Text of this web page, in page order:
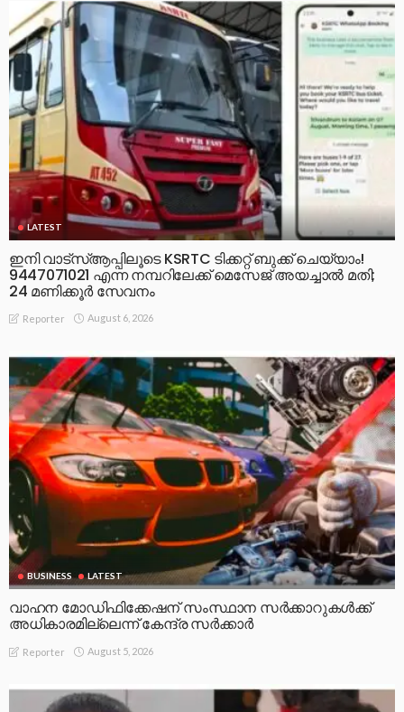
LATEST
ഇനി വാട്‌സ്ആപ്പിലൂടെ KSRTC ടിക്കറ്റ് ബുക്ക് ചെയ്യാം!
9447071021 എന്ന നമ്പറിലേക്ക് മെസേജ് അയച്ചാൽ മതി;
24 മണിക്കൂർ സേവനം
Reporter August 6, 2026
BUSINESS LATEST
വാഹന മോഡിഫിക്കേഷന് സംസ്ഥാന സർക്കാറുകൾക്ക്
അധികാരമില്ലെന്ന് കേന്ദ്ര സർക്കാർ
Reporter August 5, 2026